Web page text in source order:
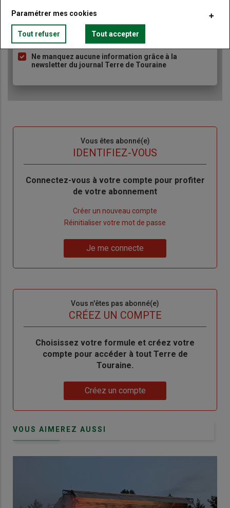
à
puce
Accédez à tous les articles du site Terre de Touraine
Consultez le journal Terre de Touraine au format
numérique, sur tous les supports
Ne manquez aucune information grâce à la
newsletter du journal Terre de Touraine
Vous êtes abonné(e)
IDENTIFIEZ-VOUS
Body
Connectez-vous à votre compte pour profiter
de votre abonnement
Créer un nouveau compte
de
Réinitialiser votre mot de passe
me
Je me connecte
Vous n'êtes pas abonné(e)
CRÉEZ UN COMPTE
BodyChoisissez votre formule et créez votre
compte pour accéder à tout Terre de
Touraine.
Créez un compte
VOUS AIMEREZ AUSSI
Paramétrer mes cookies
Tout refuser Tout accepter